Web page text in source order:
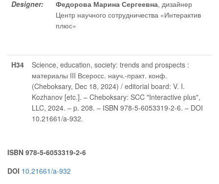
Designer:
Федорова Марина Сергеевна, дизайнер
Центр научного сотрудничества «Интерактив
плюс»
H34
Science, education, society: trends and prospects :
материалы III Всеросс. науч.-практ. конф.
(Cheboksary, Dec 18, 2024) / editorial board: V. I.
Kozhanov [etc.]. – Cheboksary: SCC "Interactive plus",
LLC, 2024. – p. 208. – ISBN 978-5-6053319-2-6. – DOI
10.21661/a-932.
ISBN 978-5-6053319-2-6
DOI 10.21661/a-932